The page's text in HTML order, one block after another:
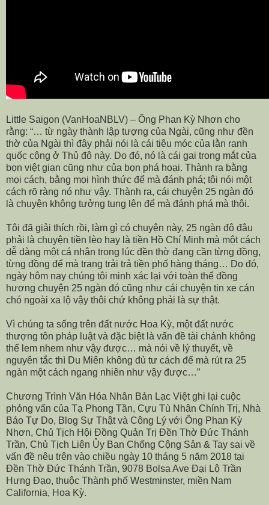
Little Saigon (VanHoaNBLV) – Ông Phan Kỳ Nhơn cho
rằng: “… từ ngày thành lập tượng của Ngài, cũng như đền
thờ của Ngài thì đây phải nói là cái tiêu móc của lằn ranh
quốc cộng ở Thủ đô này. Do đó, nó là cái gai trong mắt của
bọn việt gian cũng như của bọn phá hoại. Thành ra bằng
mọi cách, bằng mọi hình thức để mà đánh phá; tôi nói một
cách rõ ràng nó như vậy. Thành ra, cái chuyện 25 ngàn đó
là chuyện không tưởng tung lên để mà đánh phá mà thôi.
Tôi đã giải thích rồi, làm gì có chuyện này, 25 ngàn đô đâu
phải là chuyện tiền lèo hay là tiền Hồ Chí Minh mà một cách
dễ dàng một cá nhân trong lúc đền thờ đang cần từng đồng,
từng đồng để mà trang trải trả tiền phố hàng tháng… Do đó,
ngày hôm nay chúng tôi minh xác lại với toàn thể đồng
hương chuyện 25 ngàn đó cũng như cái chuyện tin xe cán
chó ngoài xa lộ vậy thôi chứ không phải là sự thật.
Vì chúng ta sống trên đất nước Hoa Kỳ, một đất nước
thượng tôn pháp luật và đặc biệt là vấn đề tài chánh không
thể lem nhem như vậy được… mà nói về lý thuyết, về
nguyên tắc thì Du Miên không đủ tư cách để mà rút ra 25
ngàn một cách ngang nhiên như vậy được…”
Chương Trình Văn Hóa Nhân Bản Lạc Việt ghi lại cuộc
phỏng vấn của Tạ Phong Tần, Cựu Tù Nhân Chính Trị, Nhà
Báo Tự Do, Blog Sự Thật và Công Lý với Ông Phan Kỳ
Nhơn, Chủ Tịch Hội Đồng Quản Trị Đền Thờ Đức Thánh
Trần, Chủ Tịch Liên Ủy Ban Chống Cộng Sản & Tay sai về
vấn đề nêu trên vào chiều ngày 10 tháng 5 năm 2018 tại
Đền Thờ Đức Thánh Trần, 9078 Bolsa Ave Đại Lộ Trần
Hưng Đạo, thuộc Thành phố Westminster, miền Nam
California, Hoa Kỳ.